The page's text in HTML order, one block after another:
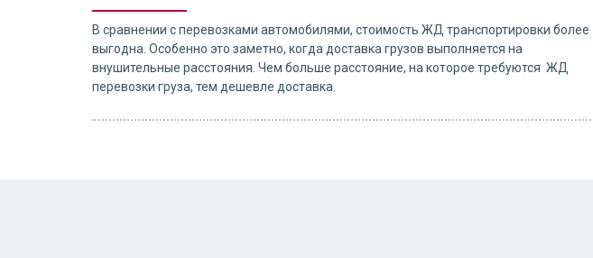
В сравнении с перевозками автомобилями, стоимость ЖД транспортировки более
выгодна. Особенно это заметно, когда доставка грузов выполняется на
внушительные расстояния. Чем больше расстояние, на которое требуются ЖД
перевозки груза, тем дешевле доставка.